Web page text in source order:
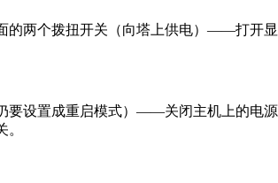
两个拨扭开关（向塔上供电）——打开
要设置成重启模式）——关闭主机上的